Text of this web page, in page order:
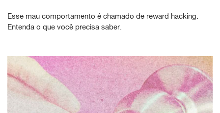
Esse mau comportamento é chamado de reward hacking.
Entenda o que você precisa saber.